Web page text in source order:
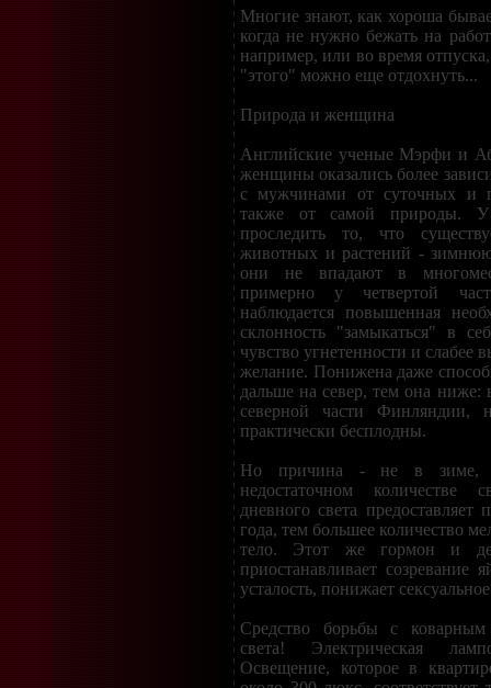
Многие знают, как хороша
когда не нужно бежать на
например, или во время
"этого" можно еще отдохнуть...
Природа и женщина
Английские ученые Мэрфи и
женщины оказались более
с мужчинами от суточных и
также от самой природы.
проследить то, что
животных и растений - зимнюю
они не впадают в
примерно у четвертой
наблюдается повышенная
склонность "замыкаться" в
чувство угнетенности и слабее
желание. Понижена даже
дальше на север, тем она ниже:
северной части Финляндии,
практически бесплодны.
Но причина - не в зиме,
недостаточном количестве
дневного света предоставляет
года, тем большее количество
тело. Этот же гормон и
приостанавливает созревание
усталость, понижает
Средство борьбы с
света! Электрическая
Освещение, которое в